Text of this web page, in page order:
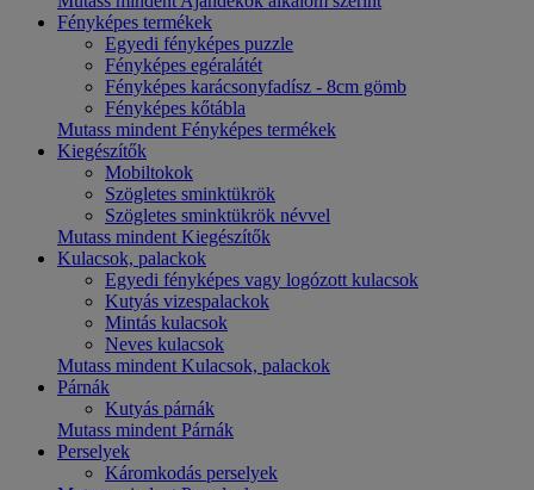
Fényképes termékek
Egyedi fényképes puzzle
Fényképes egéralátét
Fényképes karácsonyfadísz - 8cm gömb
Fényképes kőtábla
Mutass mindent Fényképes termékek
Kiegészítők
Mobiltokok
Szögletes sminktükrök
Szögletes sminktükrök névvel
Mutass mindent Kiegészítők
Kulacsok, palackok
Egyedi fényképes vagy logózott kulacsok
Kutyás vizespalackok
Mintás kulacsok
Neves kulacsok
Mutass mindent Kulacsok, palackok
Párnák
Kutyás párnák
Mutass mindent Párnák
Perselyek
Káromkodás perselyek